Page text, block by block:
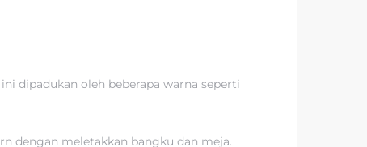
dipadukan oleh beberapa warna seperti
dengan meletakkan bangku dan meja.